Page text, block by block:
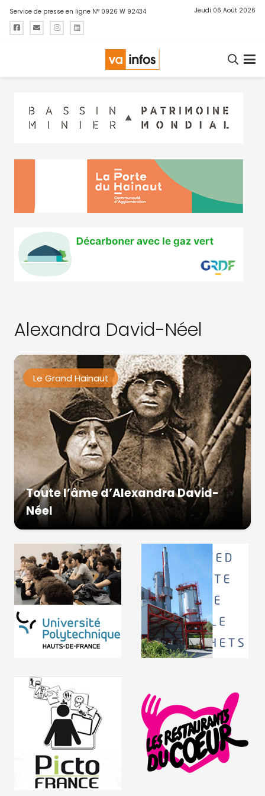
Service de presse en ligne N° 0926 W 92434 Jeudi 06 Août 2026
Alexandra David-Néel
Le Grand Hainaut
Toute l’âme d’Alexandra David-
Néel